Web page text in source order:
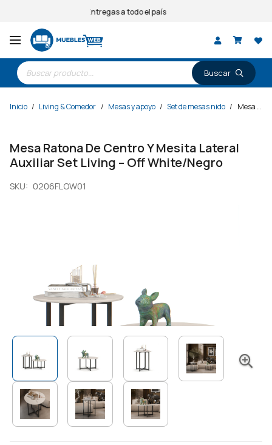
Entregas a todo el país
Búsqueda
de
productos
Inicio / Living & Comedor / Mesas y apoyo / Set de mesas nido / Mesa Ratona De Centro Y Mesita Lateral Auxiliar Set Living – Off White/Negro
Mesa Ratona De Centro Y Mesita Lateral
Auxiliar Set Living – Off White/Negro
SKU: 0206FLOW01